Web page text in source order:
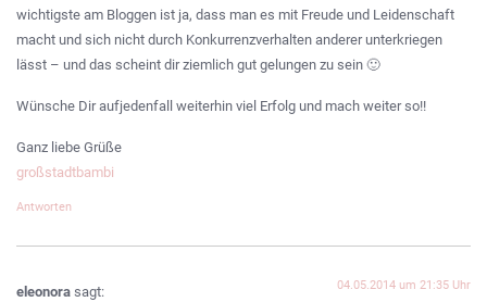
wichtigste am Bloggen ist ja, dass man es mit Freude und Leidenschaft
macht und sich nicht durch Konkurrenzverhalten anderer unterkriegen
lässt – und das scheint dir ziemlich gut gelungen zu sein 🙂
Wünsche Dir aufjedenfall weiterhin viel Erfolg und mach weiter so!!
Ganz liebe Grüße
großstadtbambi
Antworten
eleonora sagt: 04.05.2014 um 21:35 Uhr